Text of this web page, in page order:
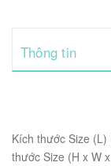
Thông tin
Kích thước Size
thước Size (H x W